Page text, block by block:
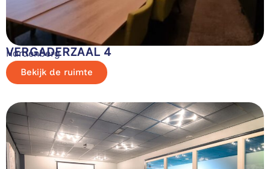
VERGADERZAAL 4
Hardenberg
Bekijk de ruimte